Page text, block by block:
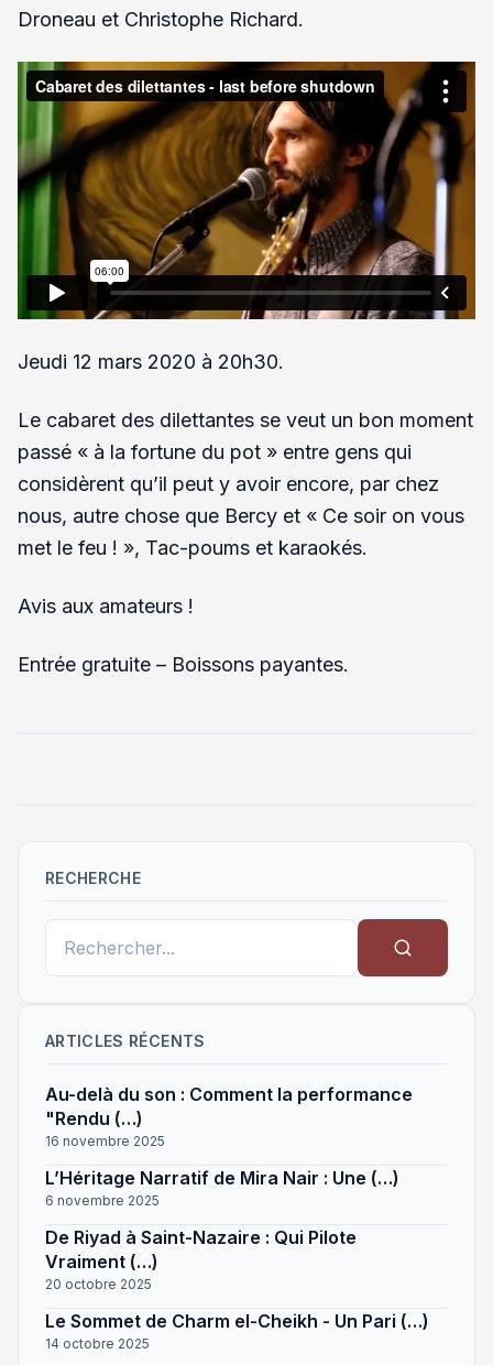
Droneau et Christophe Richard.
Jeudi 12 mars 2020 à 20h30.
Le cabaret des dilettantes se veut un bon moment
passé « à la fortune du pot » entre gens qui
considèrent qu’il peut y avoir encore, par chez
nous, autre chose que Bercy et « Ce soir on vous
met le feu ! », Tac-poums et karaokés.
Avis aux amateurs !
Entrée gratuite – Boissons payantes.
RECHERCHE
ARTICLES RÉCENTS
Au-delà du son : Comment la performance
"Rendu (…)
16 novembre 2025
L’Héritage Narratif de Mira Nair : Une (…)
6 novembre 2025
De Riyad à Saint-Nazaire : Qui Pilote
Vraiment (…)
20 octobre 2025
Le Sommet de Charm el-Cheikh - Un Pari (…)
14 octobre 2025